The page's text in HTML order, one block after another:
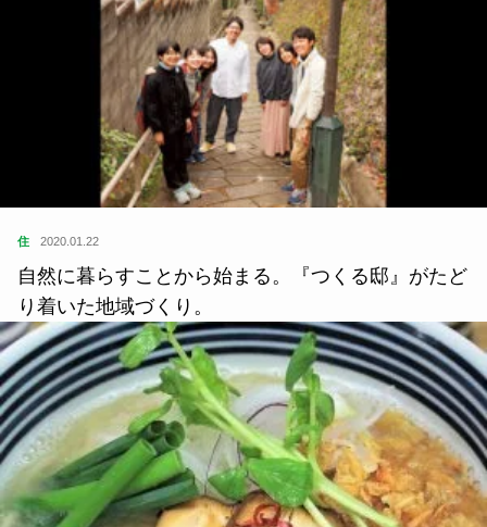
住 2020.01.22
自然に暮らすことから始まる。『つくる邸』がたど
り着いた地域づくり。